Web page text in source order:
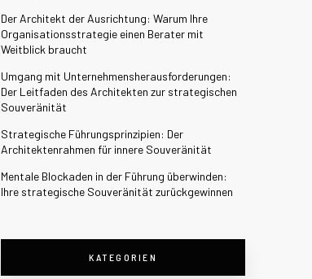
Der Architekt der Ausrichtung: Warum Ihre
Organisationsstrategie einen Berater mit
Weitblick braucht
Umgang mit Unternehmensherausforderungen:
Der Leitfaden des Architekten zur strategischen
Souveränität
Strategische Führungsprinzipien: Der
Architektenrahmen für innere Souveränität
Mentale Blockaden in der Führung überwinden:
Ihre strategische Souveränität zurückgewinnen
KATEGORIEN